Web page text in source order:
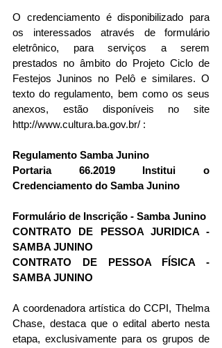
O credenciamento é disponibilizado para
os interessados através de formulário
eletrônico, para serviços a serem
prestados no âmbito do Projeto Ciclo de
Festejos Juninos no Pelô e similares. O
texto do regulamento, bem como os seus
anexos, estão disponíveis no site
http://www.cultura.ba.gov.br/ :
Regulamento Samba Junino
Portaria 66.2019 Institui o
Credenciamento do Samba Junino
Formulário de Inscrição - Samba Junino
CONTRATO DE PESSOA JURIDICA -
SAMBA JUNINO
CONTRATO DE PESSOA FÍSICA -
SAMBA JUNINO
A coordenadora artística do CCPI, Thelma
Chase, destaca que o edital aberto nesta
etapa, exclusivamente para os grupos de